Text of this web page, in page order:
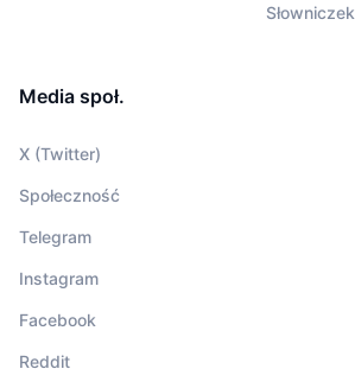
Słowniczek
Media społ.
X (Twitter)
Społeczność
Telegram
Instagram
Facebook
Reddit